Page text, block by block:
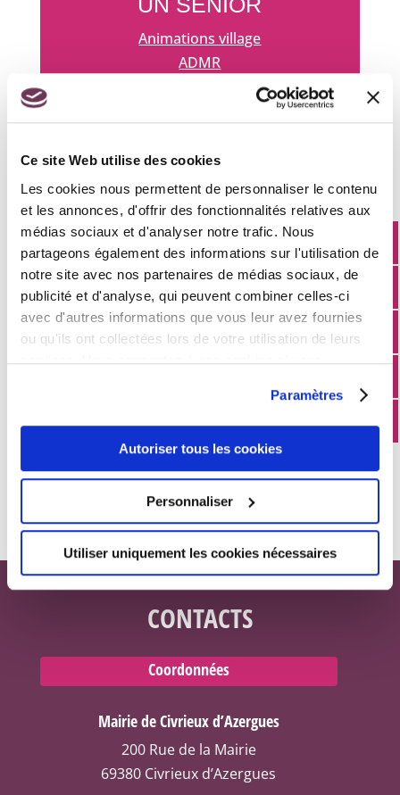
Ce site Web utilise des cookies
Les cookies nous permettent de personnaliser le contenu
et les annonces, d'offrir des fonctionnalités relatives aux
médias sociaux et d'analyser notre trafic. Nous
partageons également des informations sur l'utilisation de
notre site avec nos partenaires de médias sociaux, de
publicité et d'analyse, qui peuvent combiner celles-ci
avec d'autres informations que vous leur avez fournies
ou qu'ils ont collectées lors de votre utilisation de leurs
services. Vous consentez à nos cookies si vous
Paramètres
Autoriser tous les cookies
Personnaliser
Utiliser uniquement les cookies nécessaires
Animations village
ADMR
Participation citoyenne
Club de rencontre dans les associations
UN NOUVEL ARRIVANT
Liste électorale
Numéro d'urgence
Journée d'accueil des nouveaux arrivants
CONTACTS
Coordonnées
Mairie de Civrieux d’Azergues
200 Rue de la Mairie
69380 Civrieux d’Azergues